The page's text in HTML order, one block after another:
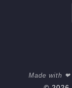
Made with ❤